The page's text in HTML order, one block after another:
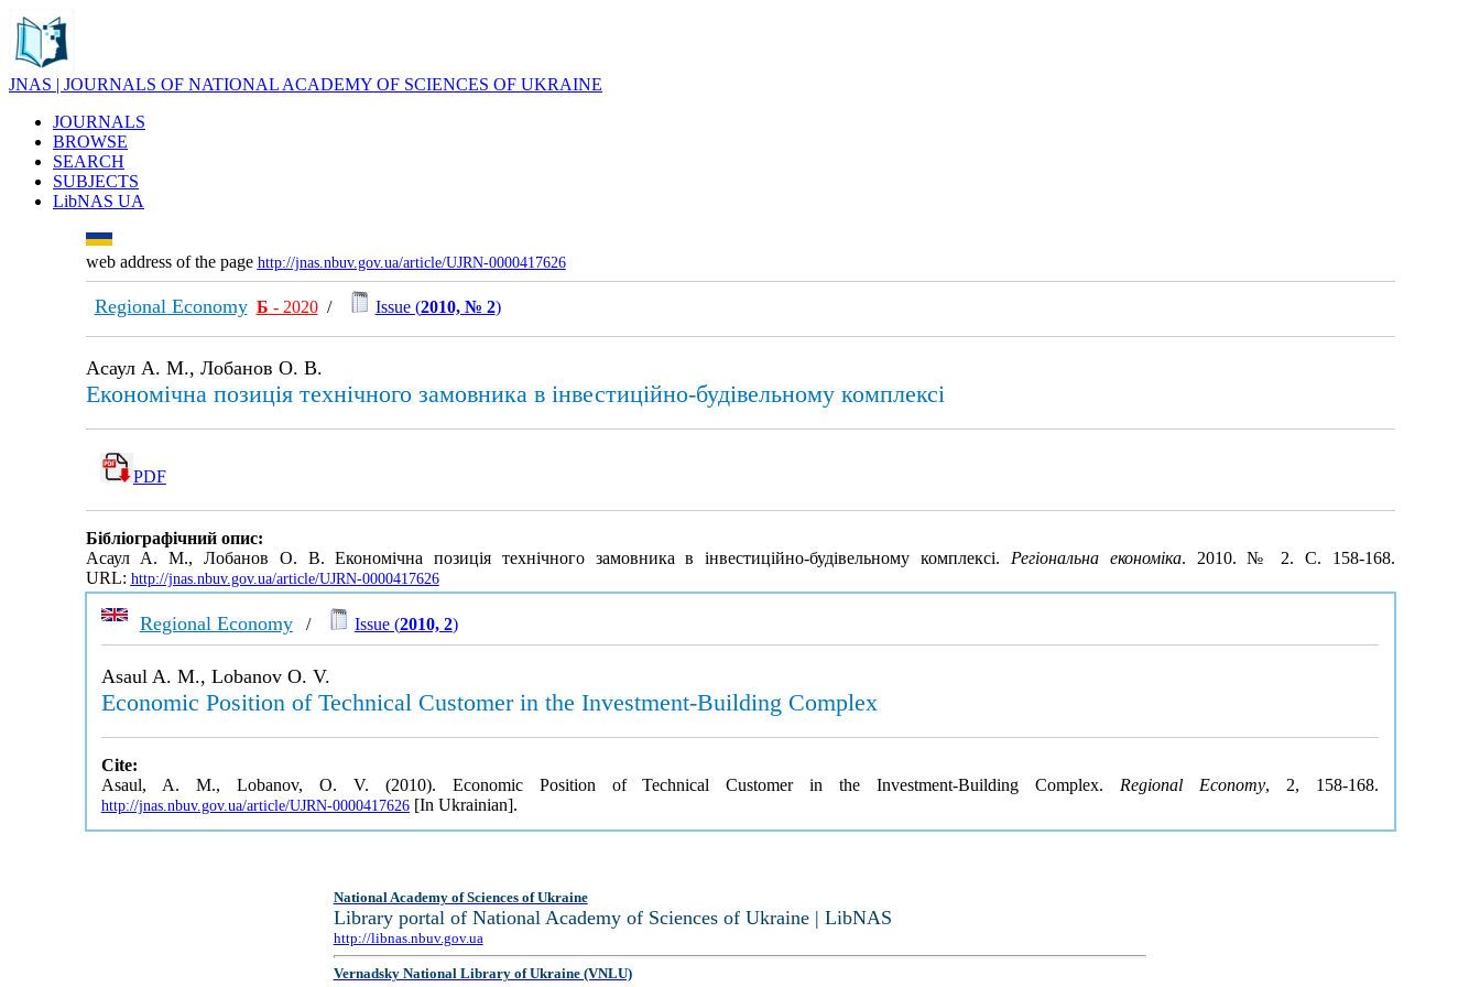
JNAS | JOURNALS OF NATIONAL ACADEMY OF SCIENCES OF UKRAINE
JOURNALS
BROWSE
SEARCH
SUBJECTS
LibNAS UA
web address of the page http://jnas.nbuv.gov.ua/article/UJRN-0000417626
Regional Economy Б - 2020/ Issue (2010, № 2)
Асаул А. М., Лобанов О. В.
Економічна позиція технічного замовника в інвестиційно-будівельному комплексі
PDF
Бібліографічний опис:
Асаул А. М., Лобанов О. В. Економічна позиція технічного замовника в інвестиційно-будівельному комплексі. Регіональна економіка. 2010. № 2. С. 158-168.
URL: http://jnas.nbuv.gov.ua/article/UJRN-0000417626
Regional Economy/ Issue (2010, 2)
Asaul A. M., Lobanov O. V.
Economic Position of Technical Customer in the Investment-Building Complex
Cite:
Asaul, A. M., Lobanov, O. V. (2010). Economic Position of Technical Customer in the Investment-Building Complex. Regional Economy, 2, 158-168.
http://jnas.nbuv.gov.ua/article/UJRN-0000417626[In Ukrainian].
National Academy of Sciences of Ukraine
Library portal of National Academy of Sciences of Ukraine | LibNAS
http://libnas.nbuv.gov.ua
Vernadsky National Library of Ukraine (VNLU)